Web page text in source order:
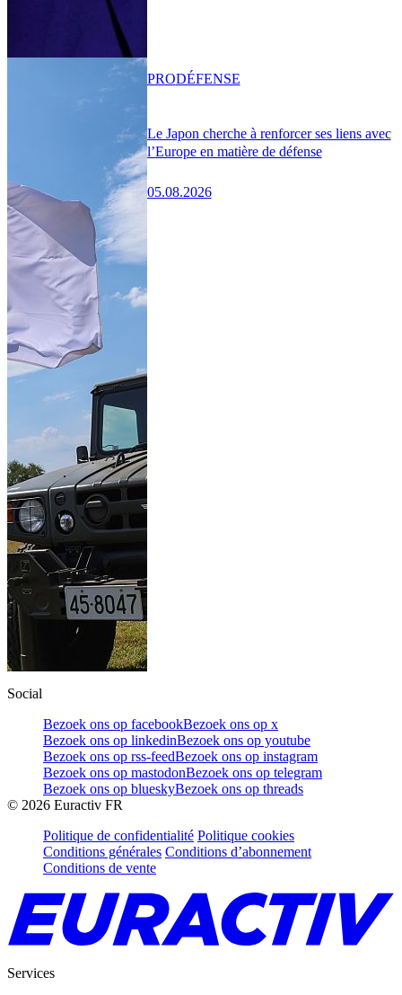
Le Japon cherche à renforcer ses liens avec
l’Europe en matière de défense
05.08.2026
PRODÉFENSE
Social
Bezoek ons op facebookBezoek ons op x
Bezoek ons op linkedinBezoek ons op youtube
Bezoek ons op rss-feedBezoek ons op instagram
Bezoek ons op mastodonBezoek ons op telegram
Bezoek ons op blueskyBezoek ons op threads
© 2026 Euractiv FR
Politique de confidentialité Politique cookies
Conditions générales Conditions d’abonnement
Conditions de vente
Services